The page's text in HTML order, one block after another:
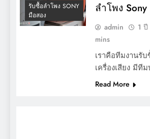
รับซื้อลำโพง SONY
มือสอง
ลำโพง
admin 1 ปี
mins
เราคือทีมงานรั
เครื่องเสียง มีที
Read More